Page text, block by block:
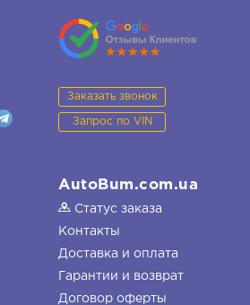
Заказать звонок
Запрос по VIN
AutoBum.com.ua
Статус заказа
Контакты
Доставка и оплата
Гарантии и возврат
Договор оферты